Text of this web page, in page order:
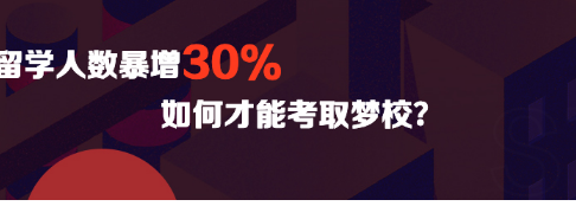
Master’s of Fine Art美术硕士
生学位，如Juris Doctor法学博